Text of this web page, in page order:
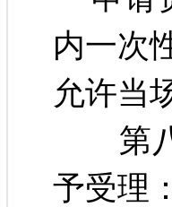
内一次
允许
第
予受理